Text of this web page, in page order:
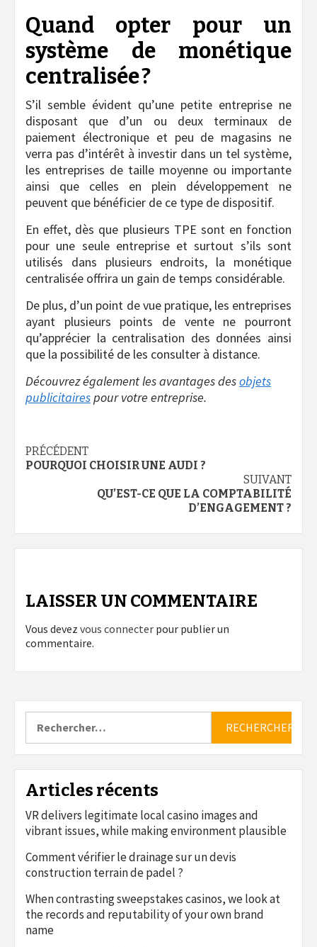
Quand opter pour un
système de monétique
centralisée ?
S’il semble évident qu’une petite entreprise ne
disposant que d’un ou deux terminaux de
paiement électronique et peu de magasins ne
verra pas d’intérêt à investir dans un tel système,
les entreprises de taille moyenne ou importante
ainsi que celles en plein développement ne
peuvent que bénéficier de ce type de dispositif.
En effet, dès que plusieurs TPE sont en fonction
pour une seule entreprise et surtout s’ils sont
utilisés dans plusieurs endroits, la monétique
centralisée offrira un gain de temps considérable.
De plus, d’un point de vue pratique, les entreprises
ayant plusieurs points de vente ne pourront
qu’apprécier la centralisation des données ainsi
que la possibilité de les consulter à distance.
Découvrez également les avantages desobjets
publicitairespour votre entreprise.
Navigation
PRÉCÉDENT
POURQUOI CHOISIR UNE AUDI ?
SUIVANT
QU’EST-CE QUE LA COMPTABILITÉ
D’ENGAGEMENT ?
LAISSER UN COMMENTAIRE
Vous devez vous connecter pour publier un
commentaire.
Articles récents
VR delivers legitimate local casino images and
vibrant issues, while making environment plausible
Comment vérifier le drainage sur un devis
construction terrain de padel ?
When contrasting sweepstakes casinos, we look at
the records and reputability of your own brand
name